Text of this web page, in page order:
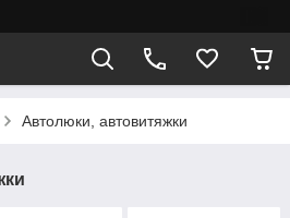
Автолюки, автовитяжки